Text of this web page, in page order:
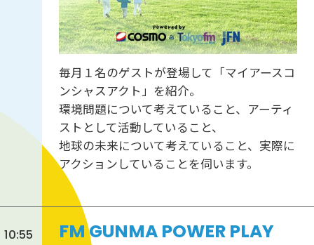
毎月１名のゲストが登場して「マイアースコ
ンシャスアクト」を紹介。
環境問題について考えていること、アーティ
ストとして活動していること、
地球の未来について考えていること、実際に
アクションしていることを伺います。
10:55
FM GUNMA POWER PLAY